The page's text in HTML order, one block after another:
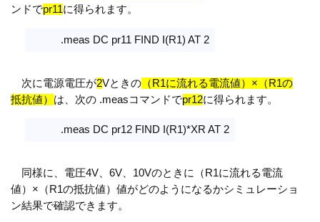
ンドでpr11に得られます。
.meas DC pr11 FIND I(R1) AT 2
次に電源電圧が2Vときの （R1に流れる電流値）×（R1の
抵抗値） は、次の .measコマンドでpr12に得られます。
.meas DC pr12 FIND I(R1)*XR AT 2
同様に、電圧4V、6V、10Vのときに（R1に流れる電流
値）×（R1の抵抗値）値がどのようになるかシミュレーショ
ン結果で確認できます。